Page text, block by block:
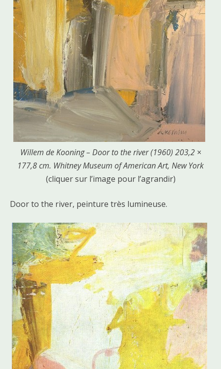
Willem de Kooning – Door to the river (1960) 203,2 ×
177,8 cm. Whitney Museum of American Art, New York
(cliquer sur l’image pour l’agrandir)
Door to the river, peinture très lumineuse.